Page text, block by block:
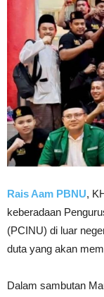
Rais Aam PBNU,
keberadaan
(PCINU) di luar
duta yang akan
Dalam sambutan